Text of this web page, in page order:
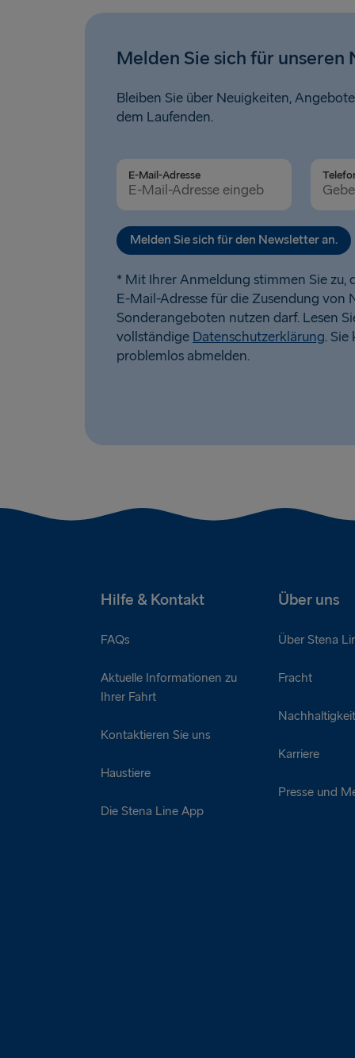
Melden Sie sich für unseren
Bleiben Sie über Neuigkeiten,
dem Laufenden.
E-Mail-Adresse
Melden Sie sich für den Newsletter an.
* Mit Ihrer Anmeldung stimmen Sie zu,
E-Mail-Adresse für die Zusendung von
Sonderangeboten nutzen darf. Lesen
vollständige Datenschutzerklärung.
problemlos abmelden.
Hilfe & Kontakt Über uns
FAQs
Aktuelle Informationen zu
Ihrer Fahrt
Kontaktieren Sie uns
Haustiere
Die Stena Line App
Über Stena
Fracht
Nachhaltigkeit
Karriere
Presse und